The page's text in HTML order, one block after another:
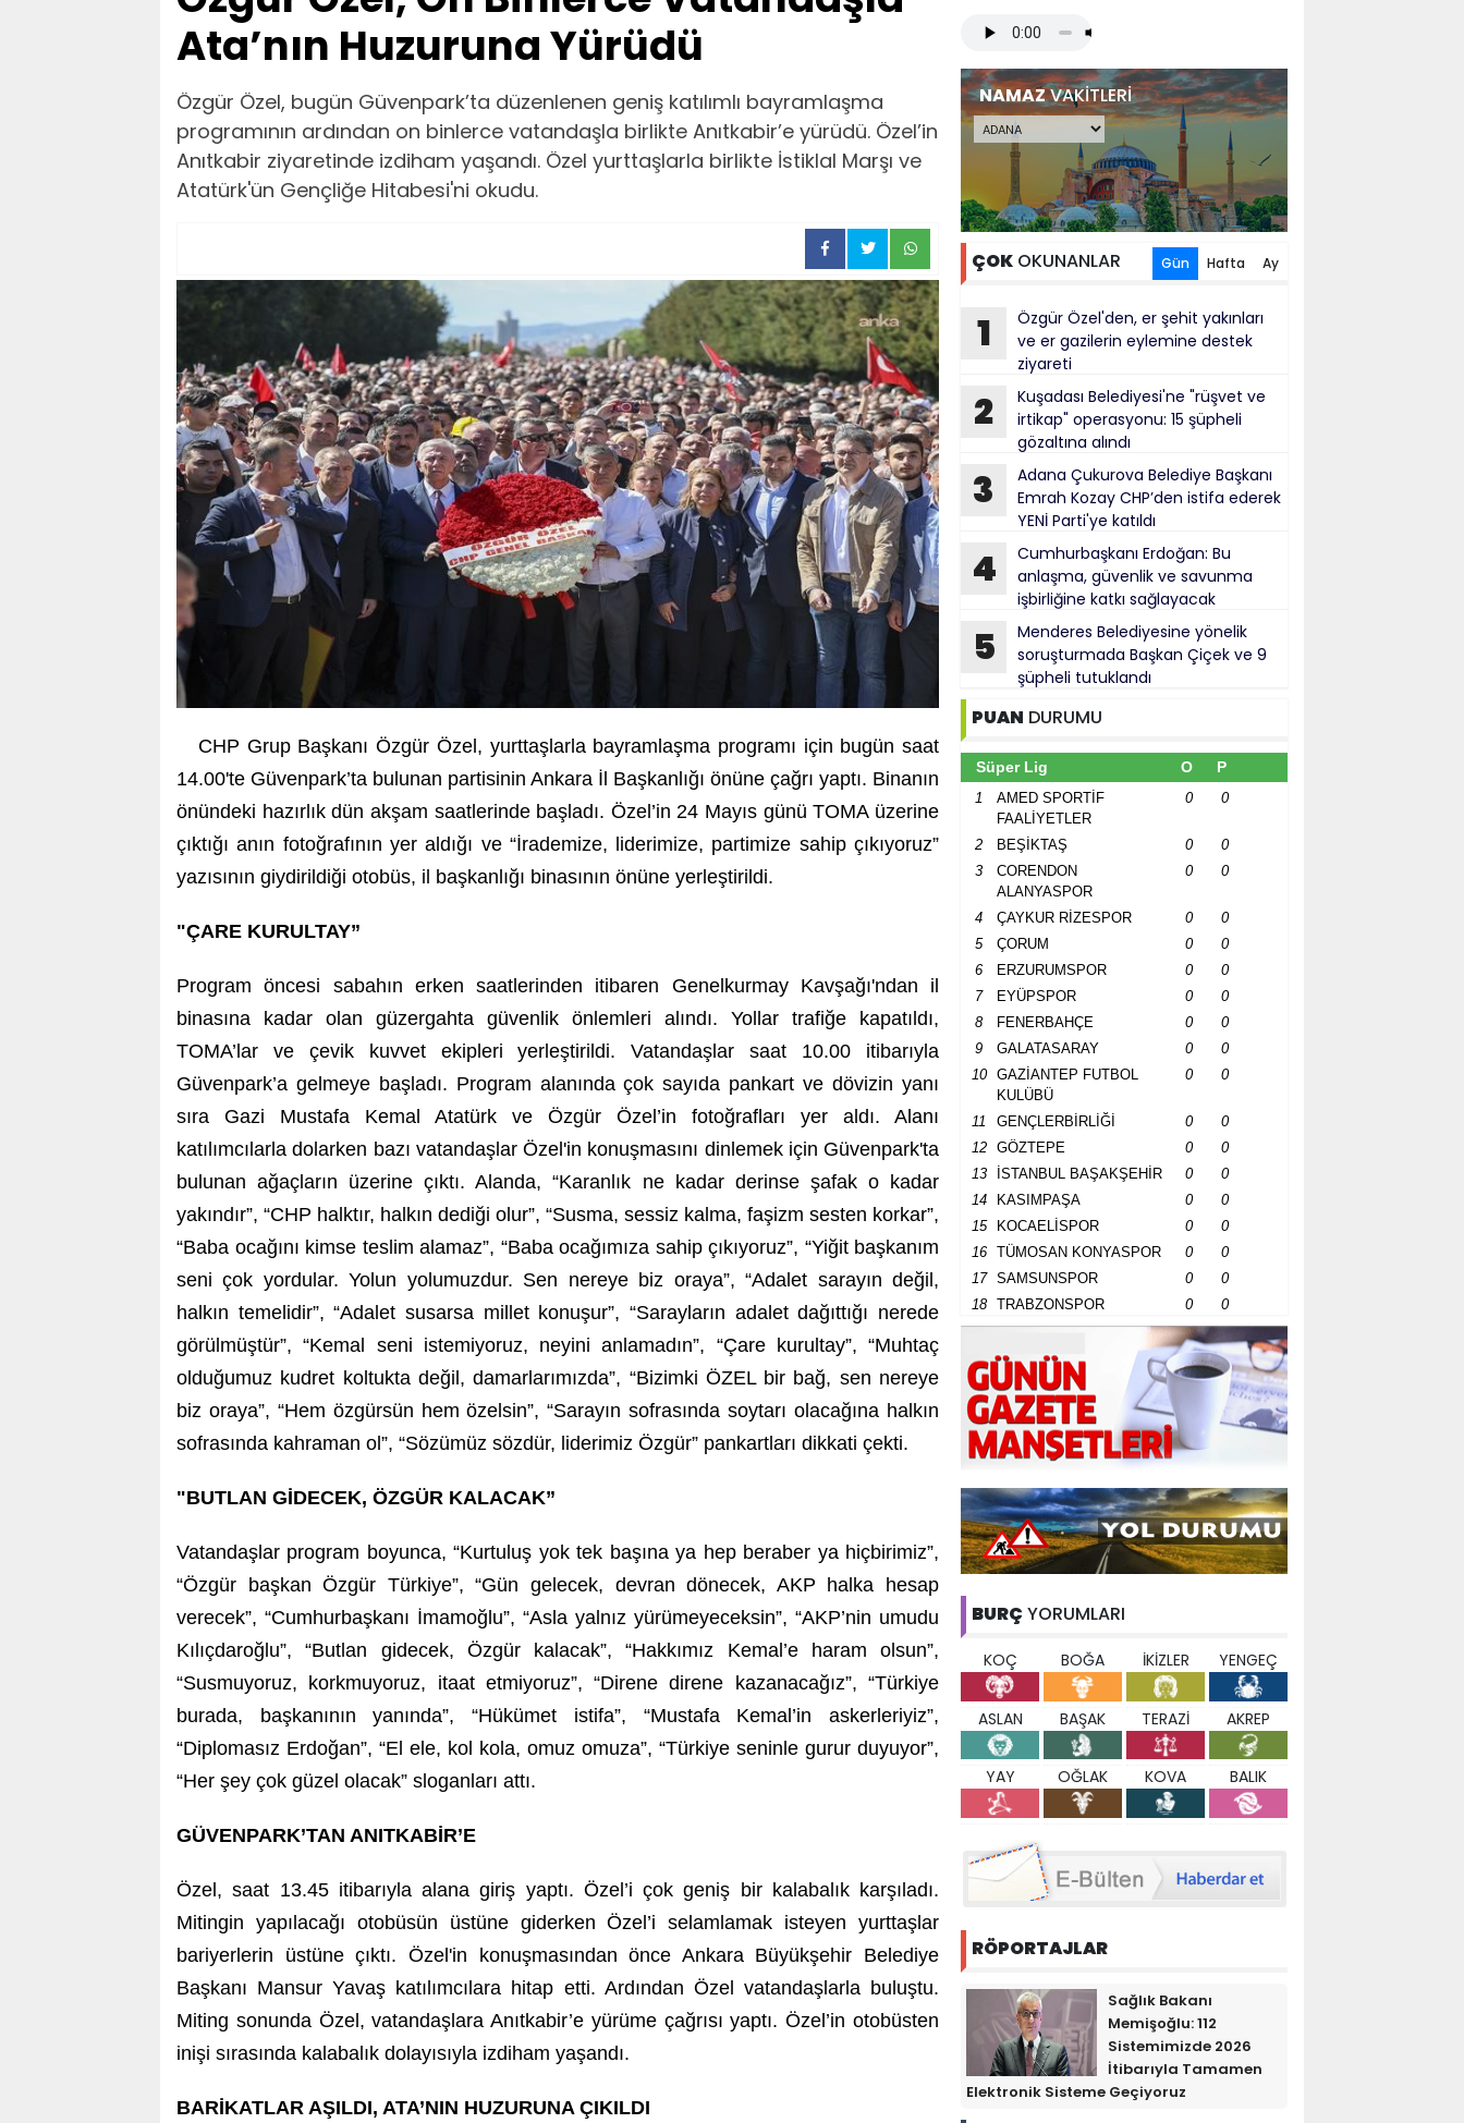
Ata’nın Huzuruna Yürüdü
Özgür Özel, bugün Güvenpark’ta düzenlenen geniş katılımlı bayramlaşma
programının ardından on binlerce vatandaşla birlikte Anıtkabir’e yürüdü. Özel’in
Anıtkabir ziyaretinde izdiham yaşandı. Özel yurttaşlarla birlikte İstiklal Marşı ve
Atatürk'ün Gençliğe Hitabesi'ni okudu.
CHP Grup Başkanı Özgür Özel, yurttaşlarla bayramlaşma programı için bugün saat
14.00'te Güvenpark’ta bulunan partisinin Ankara İl Başkanlığı önüne çağrı yaptı. Binanın
önündeki hazırlık dün akşam saatlerinde başladı. Özel’in 24 Mayıs günü TOMA üzerine
çıktığı anın fotoğrafının yer aldığı ve “İrademize, liderimize, partimize sahip çıkıyoruz”
yazısının giydirildiği otobüs, il başkanlığı binasının önüne yerleştirildi.
"ÇARE KURULTAY”
Program öncesi sabahın erken saatlerinden itibaren Genelkurmay Kavşağı'ndan il
binasına kadar olan güzergahta güvenlik önlemleri alındı. Yollar trafiğe kapatıldı,
TOMA’lar ve çevik kuvvet ekipleri yerleştirildi. Vatandaşlar saat 10.00 itibarıyla
Güvenpark’a gelmeye başladı. Program alanında çok sayıda pankart ve dövizin yanı
sıra Gazi Mustafa Kemal Atatürk ve Özgür Özel’in fotoğrafları yer aldı. Alanı
katılımcılarla dolarken bazı vatandaşlar Özel'in konuşmasını dinlemek için Güvenpark'ta
bulunan ağaçların üzerine çıktı. Alanda, “Karanlık ne kadar derinse şafak o kadar
yakındır”, “CHP halktır, halkın dediği olur”, “Susma, sessiz kalma, faşizm sesten korkar”,
“Baba ocağını kimse teslim alamaz”, “Baba ocağımıza sahip çıkıyoruz”, “Yiğit başkanım
seni çok yordular. Yolun yolumuzdur. Sen nereye biz oraya”, “Adalet sarayın değil,
halkın temelidir”, “Adalet susarsa millet konuşur”, “Sarayların adalet dağıttığı nerede
görülmüştür”, “Kemal seni istemiyoruz, neyini anlamadın”, “Çare kurultay”, “Muhtaç
olduğumuz kudret koltukta değil, damarlarımızda”, “Bizimki ÖZEL bir bağ, sen nereye
biz oraya”, “Hem özgürsün hem özelsin”, “Sarayın sofrasında soytarı olacağına halkın
sofrasında kahraman ol”, “Sözümüz sözdür, liderimiz Özgür” pankartları dikkati çekti.
"BUTLAN GİDECEK, ÖZGÜR KALACAK”
Vatandaşlar program boyunca, “Kurtuluş yok tek başına ya hep beraber ya hiçbirimiz”,
“Özgür başkan Özgür Türkiye”, “Gün gelecek, devran dönecek, AKP halka hesap
verecek”, “Cumhurbaşkanı İmamoğlu”, “Asla yalnız yürümeyeceksin”, “AKP’nin umudu
Kılıçdaroğlu”, “Butlan gidecek, Özgür kalacak”, “Hakkımız Kemal’e haram olsun”,
“Susmuyoruz, korkmuyoruz, itaat etmiyoruz”, “Direne direne kazanacağız”, “Türkiye
burada, başkanının yanında”, “Hükümet istifa”, “Mustafa Kemal’in askerleriyiz”,
“Diplomasız Erdoğan”, “El ele, kol kola, omuz omuza”, “Türkiye seninle gurur duyuyor”,
“Her şey çok güzel olacak” sloganları attı.
GÜVENPARK’TAN ANITKABİR’E
Özel, saat 13.45 itibarıyla alana giriş yaptı. Özel’i çok geniş bir kalabalık karşıladı.
Mitingin yapılacağı otobüsün üstüne giderken Özel’i selamlamak isteyen yurttaşlar
bariyerlerin üstüne çıktı. Özel'in konuşmasından önce Ankara Büyükşehir Belediye
Başkanı Mansur Yavaş katılımcılara hitap etti. Ardından Özel vatandaşlarla buluştu.
Miting sonunda Özel, vatandaşlara Anıtkabir’e yürüme çağrısı yaptı. Özel’in otobüsten
inişi sırasında kalabalık dolayısıyla izdiham yaşandı.
BARİKATLAR AŞILDI, ATA’NIN HUZURUNA ÇIKILDI
NAMAZVAKİTLERİ
ÇOK OKUNANLAR Gün Hafta Ay
1
Özgür Özel'den, er şehit yakınları
ve er gazilerin eylemine destek
ziyareti
2
Kuşadası Belediyesi'ne "rüşvet ve
irtikap" operasyonu: 15 şüpheli
gözaltına alındı
3
Adana Çukurova Belediye Başkanı
Emrah Kozay CHP’den istifa ederek
YENİ Parti'ye katıldı
4
Cumhurbaşkanı Erdoğan: Bu
anlaşma, güvenlik ve savunma
işbirliğine katkı sağlayacak
5
Menderes Belediyesine yönelik
soruşturmada Başkan Çiçek ve 9
şüpheli tutuklandı
PUAN DURUMU
Süper Lig O P
1
AMED SPORTİF
FAALİYETLER
0 0
2 BEŞİKTAŞ 0
0
3
CORENDON
ALANYASPOR
0 0
4 ÇAYKUR RİZESPOR 0
0
5
ÇORUM 0
0
6
ERZURUMSPOR 0
0
7
EYÜPSPOR 0
0
8
FENERBAHÇE 0
0
9
GALATASARAY 0
0
10
GAZİANTEP FUTBOL
KULÜBÜ
0 0
11 GENÇLERBİRLİĞİ 0
0
12
GÖZTEPE 0
0
13
İSTANBUL BAŞAKŞEHİR 0
0
14
KASIMPAŞA 0
0
15
KOCAELİSPOR 0
0
16
TÜMOSAN KONYASPOR 0
0
17
SAMSUNSPOR 0
0
18
TRABZONSPOR 0 0
BURÇ YORUMLARI
KOÇ BOĞA İKİZLER YENGEÇ
ASLAN BAŞAK TERAZİ AKREP
YAY OĞLAK KOVA BALIK
RÖPORTAJLAR
Sağlık Bakanı
Memişoğlu: 112
Sistemimizde 2026
İtibarıyla Tamamen
Elektronik Sisteme Geçiyoruz